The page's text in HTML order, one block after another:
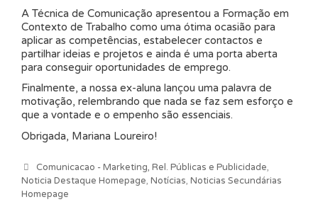
A Técnica de Comunicação apresentou a Formação em
Contexto de Trabalho como uma ótima ocasião para
aplicar as competências, estabelecer contactos e
partilhar ideias e projetos e ainda é uma porta aberta
para conseguir oportunidades de emprego.
Finalmente, a nossa ex-aluna lançou uma palavra de
motivação, relembrando que nada se faz sem esforço e
que a vontade e o empenho são essenciais.
Obrigada, Mariana Loureiro!
Categorias
Comunicacao - Marketing, Rel. Públicas e Publicidade,
Noticia Destaque Homepage, Notícias, Noticias Secundárias
Homepage